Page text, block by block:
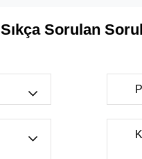
Sıkça Sorulan
FL-IF